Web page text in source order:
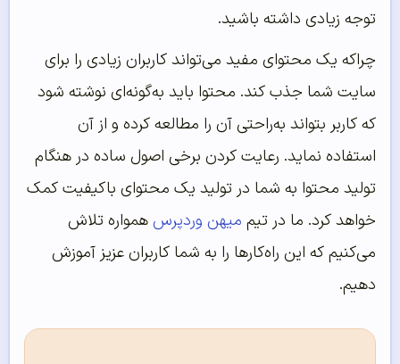
توجه زیادی داشته باشید.
چراکه یک محتوای مفید می‌تواند کاربران زیادی را برای
سایت شما جذب کند. محتوا باید به‌گونه‌ای نوشته شود
که کاربر بتواند به‌‌‌‌‌راحتی آن را مطالعه کرده و از آن
استفاده نماید. رعایت کردن برخی اصول ساده در هنگام
تولید محتوا به شما در تولید یک محتوای باکیفیت کمک
خواهد کرد. ما در تیم میهن وردپرس همواره تلاش
می‌کنیم که این راه‌کارها را به شما کاربران عزیز آموزش
دهیم.